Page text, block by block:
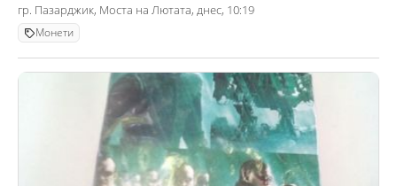
гр. Пазарджик, Моста на Лютата, днес, 10:19
Монети